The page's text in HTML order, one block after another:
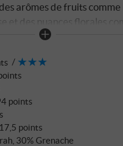
arômes de fruits comme
et des nuances florales
et la rose. En bouche,
fraîches et des
une fine note de cassis.
points
17,5 points
30% Grenache